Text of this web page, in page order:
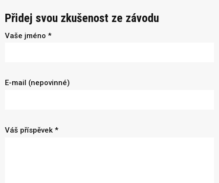
Přidej svou zkušenost ze závodu
Vaše jméno *
E-mail (nepovinné)
Váš příspěvek *